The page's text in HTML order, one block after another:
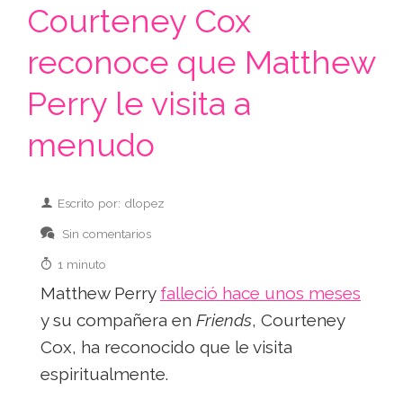
Courteney Cox
reconoce que Matthew
Perry le visita a
menudo
Escrito por: dlopez
Sin comentarios
1 minuto
Matthew Perry falleció hace unos meses
y su compañera en Friends, Courteney
Cox, ha reconocido que le visita
espiritualmente.